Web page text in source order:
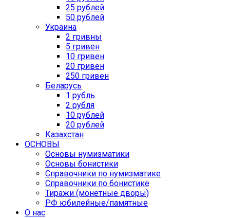
25 рублей
50 рублей
Украина
2 гривны
5 гривен
10 гривен
20 гривен
250 гривен
Беларусь
1 рубль
2 рубля
10 рублей
20 рублей
Казахстан
ОСНОВЫ
Основы нумизматики
Основы бонистики
Справочники по нумизматике
Справочники по бонистике
Тиражи (монетные дворы)
РФ юбилейные/памятные
О нас